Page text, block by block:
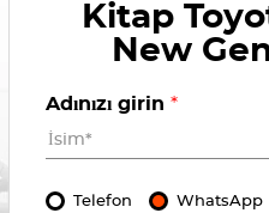
Kitap
New
Adınızı girin *
Telefon WhatsApp